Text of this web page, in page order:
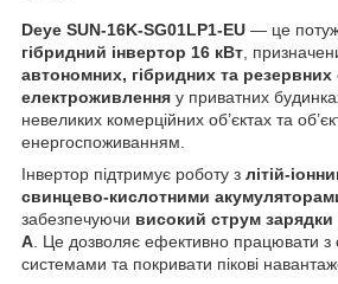
Deye SUN-16K-SG01LP1-EU — це
гібридний інвертор 16 кВт ,
автономних, гібридних та резервних
електроживлення у приватних
невеликих комерційних об’єктах та
енергоспоживанням.
Інвертор підтримує роботу з літій-
свинцево-кислотними
забезпечуючи високий струм
А . Це дозволяє ефективно працювати
системами та покривати пікові